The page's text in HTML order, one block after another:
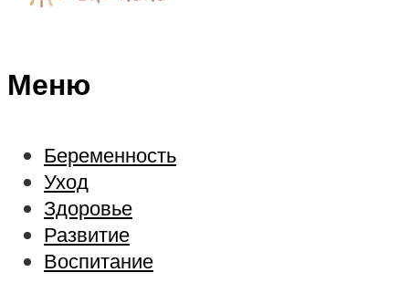
Меню
Беременность
Уход
Здоровье
Развитие
Воспитание